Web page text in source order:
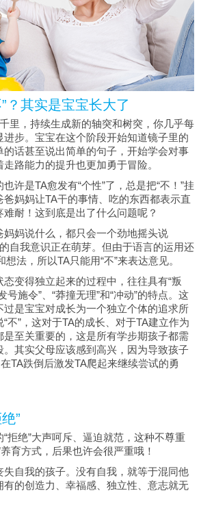
？其实是宝宝长大了
里，持续生成新的轴突和树突，你几乎每
进步。宝宝在这个阶段开始知道镜子里的
的话甚至说出简单的句子，开始学会对事
路能力的提升也更加勇于冒险。
许是TA愈发有“个性”了，总是把“不！”挂
妈妈让TA干的事情、吃的东西都表示直
耐！这到底是出了什么问题呢？
妈说什么，都只会一个劲地摇头说
的自我意识正在萌芽。但由于语言的运用还
法，所以TA只能用“不”来表达意见。
变得独立起来的过程中，往往具有“叛
号施令”、“莽撞无理”和“冲动”的特点。这
是宝宝对成长为一个独立个体的追求所
不”，这对于TA的成长、对于TA建立作为
至关重要的，这是所有学步期孩子都需
其实父母应该感到高兴，因为导致孩子
TA跌倒后激发TA爬起来继续尝试的勇
”
拒绝”大声呵斥、逼迫就范，这种不尊重
育方式，后果也许会很严重哦！
自我的孩子。没有自我，就等于混同他
有的创造力、幸福感、独立性、意志就无